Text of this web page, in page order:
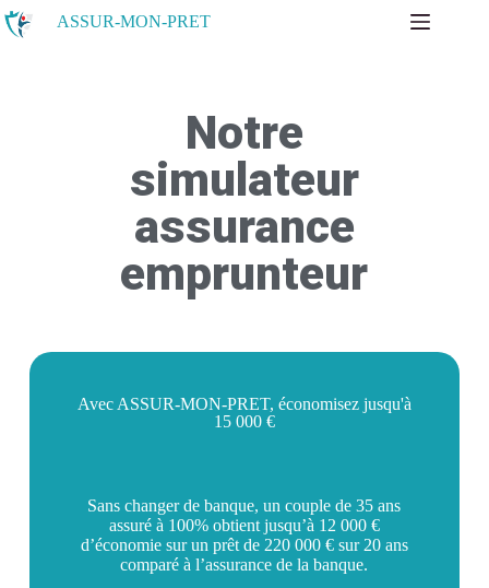
ASSUR-MON-PRET
Notre
simulateur
assurance
emprunteur
Avec ASSUR-MON-PRET, économisez jusqu'à
15 000 €
Sans changer de banque, un couple de 35 ans
assuré à 100% obtient jusqu’à 12 000 €
d’économie sur un prêt de 220 000 € sur 20 ans
comparé à l’assurance de la banque.